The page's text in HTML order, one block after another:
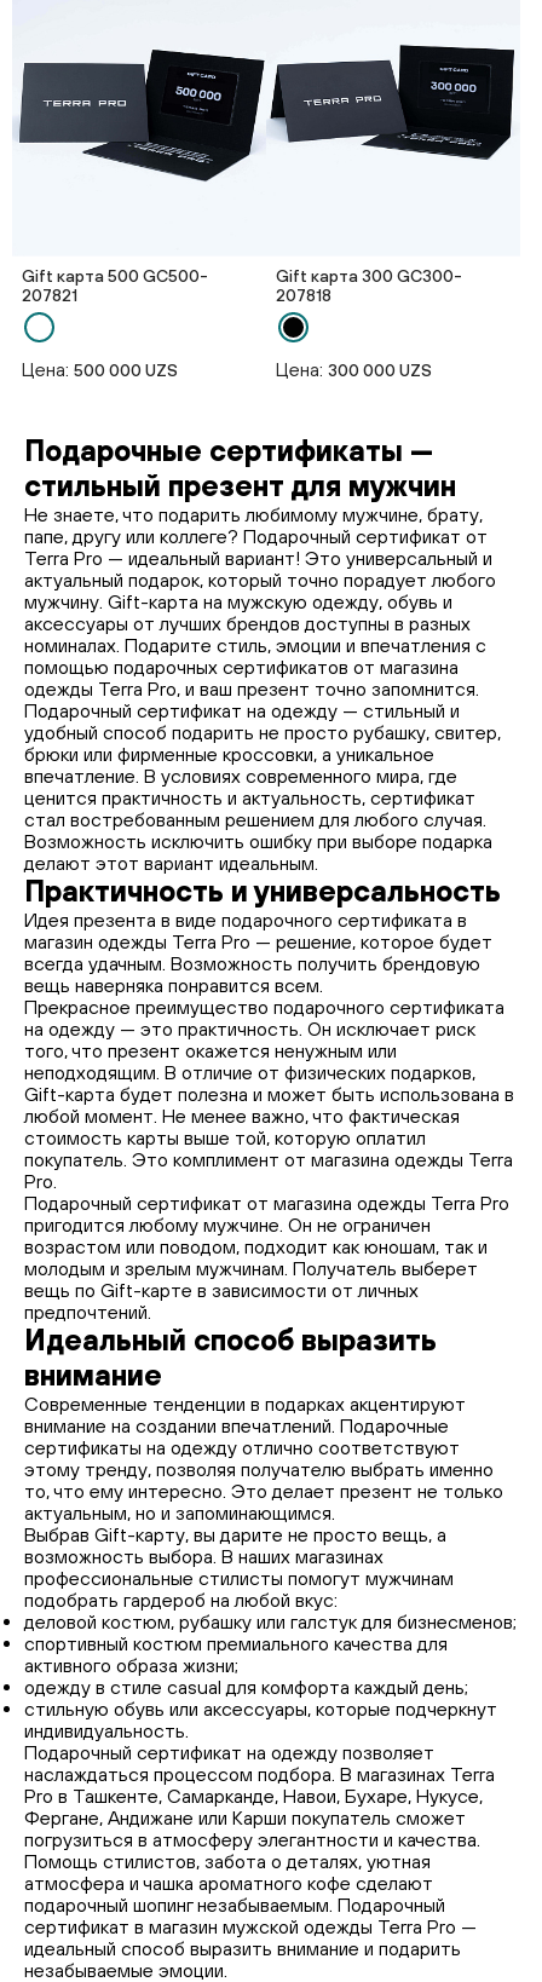
Gift карта 500 GC500-
207821
Цена: 500 000 UZS
Gift карта 300 GC300-
207818
Цена: 300 000 UZS
Подарочные сертификаты —
стильный презент для мужчин
Не знаете, что подарить любимому мужчине, брату,
папе, другу или коллеге? Подарочный сертификат от
Terra Pro — идеальный вариант! Это универсальный и
актуальный подарок, который точно порадует любого
мужчину. Gift-карта на мужскую одежду, обувь и
аксессуары от лучших брендов доступны в разных
номиналах. Подарите стиль, эмоции и впечатления с
помощью подарочных сертификатов от магазина
одежды Terra Pro, и ваш презент точно запомнится.
Подарочный сертификат на одежду — стильный и
удобный способ подарить не просто рубашку, свитер,
брюки или фирменные кроссовки, а уникальное
впечатление. В условиях современного мира, где
ценится практичность и актуальность, сертификат
стал востребованным решением для любого случая.
Возможность исключить ошибку при выборе подарка
делают этот вариант идеальным.
Практичность и универсальность
Идея презента в виде подарочного сертификата в
магазин одежды Terra Pro — решение, которое будет
всегда удачным. Возможность получить брендовую
вещь наверняка понравится всем.
Прекрасное преимущество подарочного сертификата
на одежду — это практичность. Он исключает риск
того, что презент окажется ненужным или
неподходящим. В отличие от физических подарков,
Gift-карта будет полезна и может быть использована в
любой момент. Не менее важно, что фактическая
стоимость карты выше той, которую оплатил
покупатель. Это комплимент от магазина одежды Terra
Pro.
Подарочный сертификат от магазина одежды Terra Pro
пригодится любому мужчине. Он не ограничен
возрастом или поводом, подходит как юношам, так и
молодым и зрелым мужчинам. Получатель выберет
вещь по Gift-карте в зависимости от личных
предпочтений.
Идеальный способ выразить
внимание
Современные тенденции в подарках акцентируют
внимание на создании впечатлений. Подарочные
сертификаты на одежду отлично соответствуют
этому тренду, позволяя получателю выбрать именно
то, что ему интересно. Это делает презент не только
актуальным, но и запоминающимся.
Выбрав Gift-карту, вы дарите не просто вещь, а
возможность выбора. В наших магазинах
профессиональные стилисты помогут мужчинам
подобрать гардероб на любой вкус:
деловой костюм, рубашку или галстук для бизнесменов;
спортивный костюм премиального качества для
активного образа жизни;
одежду в стиле casual для комфорта каждый день;
стильную обувь или аксессуары, которые подчеркнут
индивидуальность.
Подарочный сертификат на одежду позволяет
наслаждаться процессом подбора. В магазинах Terra
Pro в Ташкенте, Самарканде, Навои, Бухаре, Нукусе,
Фергане, Андижане или Карши покупатель сможет
погрузиться в атмосферу элегантности и качества.
Помощь стилистов, забота о деталях, уютная
атмосфера и чашка ароматного кофе сделают
подарочный шопинг незабываемым. Подарочный
сертификат в магазин мужской одежды Terra Pro —
идеальный способ выразить внимание и подарить
незабываемые эмоции.